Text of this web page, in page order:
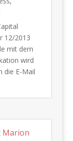
12/2013​​​​
mit dem
wird
die E-Mail
Marion